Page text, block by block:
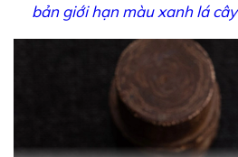
bản giới hạn màu xanh lá cây